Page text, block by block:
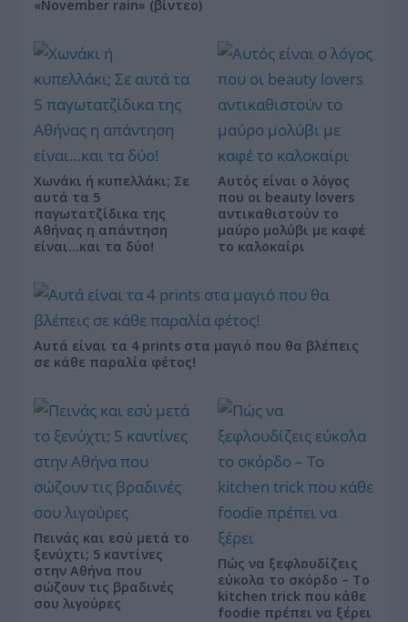
«November rain» (βίντεο)
Χωνάκι ή κυπελλάκι; Σε
αυτά τα 5
παγωτατζίδικα της
Αθήνας η απάντηση
είναι…και τα δύο!
Αυτός είναι ο λόγος
που οι beauty lovers
αντικαθιστούν το
μαύρο μολύβι με καφέ
το καλοκαίρι
Αυτά είναι τα 4 prints στα μαγιό που θα βλέπεις
σε κάθε παραλία φέτος!
Πεινάς και εσύ μετά το
ξενύχτι; 5 καντίνες
στην Αθήνα που
σώζουν τις βραδινές
σου λιγούρες
Πώς να ξεφλουδίζεις
εύκολα το σκόρδο – Το
kitchen trick που κάθε
foodie πρέπει να ξέρει